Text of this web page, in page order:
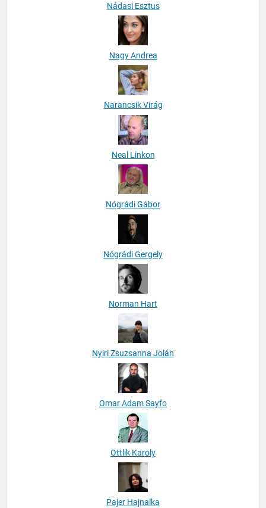
Nádasi Esztus
Nagy Andrea
Narancsik Virág
Neal Linkon
Nógrádi Gábor
Nógrádi Gergely
Norman Hart
Nyiri Zsuzsanna Jolán
Omar Adam Sayfo
Ottlik Karoly
Pajer Hajnalka